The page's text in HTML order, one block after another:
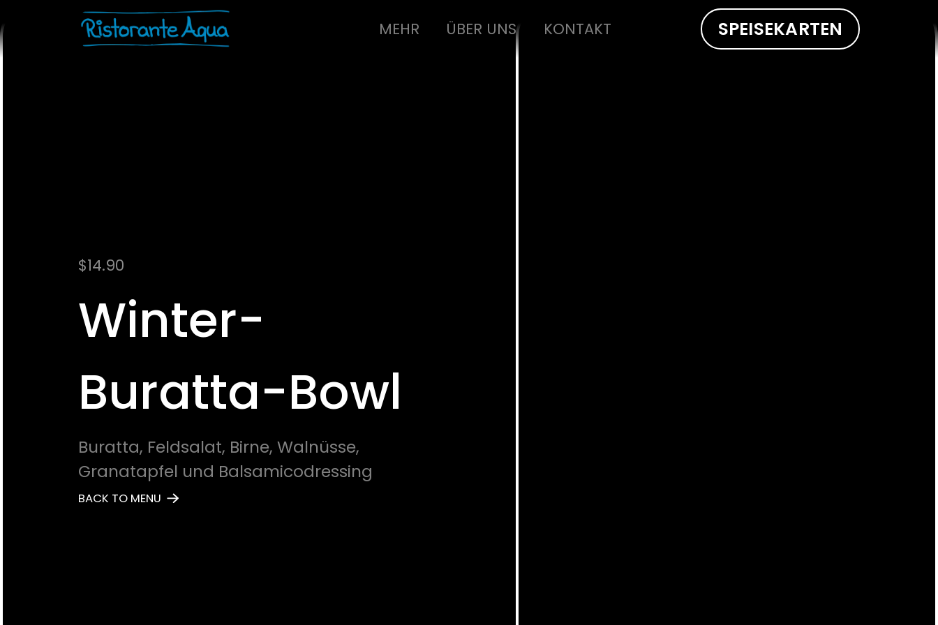
MEHR ÜBER UNS KONTAKT SPEISEKARTEN
$14.90
Winter-
Buratta-Bowl
Buratta, Feldsalat, Birne, Walnüsse,
Granatapfel und Balsamicodressing
BACK TO MENU